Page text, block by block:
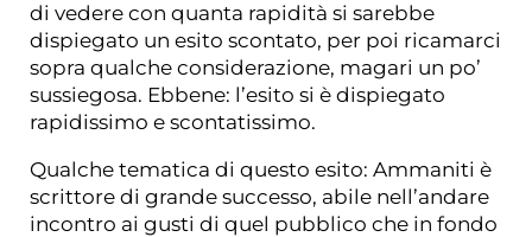
di vedere con quanta rapidità si sarebbe
dispiegato un esito scontato, per poi ricamarci
sopra qualche considerazione, magari un po’
sussiegosa. Ebbene: l’esito si è dispiegato
rapidissimo e scontatissimo.
Qualche tematica di questo esito: Ammaniti è
scrittore di grande successo, abile nell’andare
incontro ai gusti di quel pubblico che in fondo